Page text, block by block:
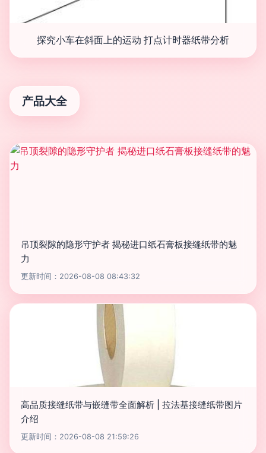
探究小车在斜面上的运动 打点计时器纸带分析
产品大全
吊顶裂隙的隐形守护者 揭秘进口纸石膏板接缝纸带的魅
力
更新时间：2026-08-08 08:43:32
高品质接缝纸带与嵌缝带全面解析 | 拉法基接缝纸带图片
介绍
更新时间：2026-08-08 21:59:26